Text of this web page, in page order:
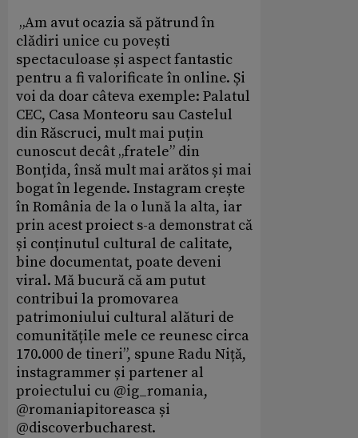
„Am avut ocazia să pătrund în
clădiri unice cu povești
spectaculoase și aspect fantastic
pentru a fi valorificate în online. Și
voi da doar câteva exemple: Palatul
CEC, Casa Monteoru sau Castelul
din Răscruci, mult mai puțin
cunoscut decât „fratele” din
Bonțida, însă mult mai arătos și mai
bogat în legende. Instagram crește
în România de la o lună la alta, iar
prin acest proiect s-a demonstrat că
și conținutul cultural de calitate,
bine documentat, poate deveni
viral. Mă bucură că am putut
contribui la promovarea
patrimoniului cultural alături de
comunitățile mele ce reunesc circa
170.000 de tineri”, spune Radu Niță,
instagrammer și partener al
proiectului cu @ig_romania,
@romaniapitoreasca și
@discoverbucharest.